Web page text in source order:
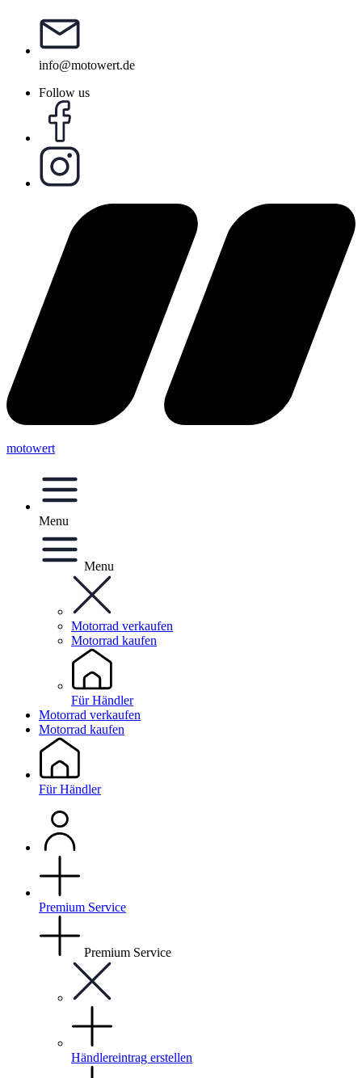
info@motowert.de
Follow us
motowert
Menu
Menu
Motorrad verkaufen
Motorrad kaufen
Für Händler
Motorrad verkaufen
Motorrad kaufen
Für Händler
Premium Service
Premium Service
Händlereintrag erstellen